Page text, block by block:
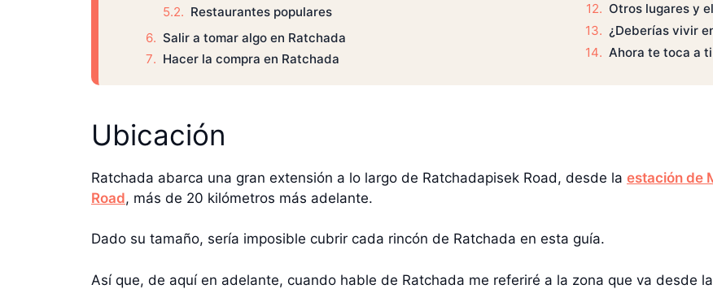
Restaurantes populares
Salir a tomar algo en Ratchada
Hacer la compra en Ratchada
Otros lugares y
¿Deberías vivir
Ahora te toca a ti
Ubicación
Ratchada abarca una gran extensión a lo largo de Ratchadapisek Road, desde la estación de
Road, más de 20 kilómetros más adelante.
Dado su tamaño, sería imposible cubrir cada rincón de Ratchada en esta guía.
Así que, de aquí en adelante, cuando hable de Ratchada me referiré a la zona que va desde la